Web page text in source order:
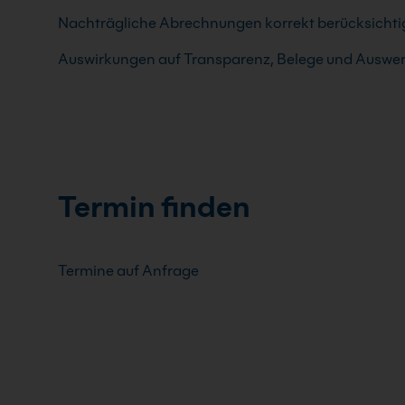
Nachträgliche Abrechnungen korrekt
Auswirkungen auf Transparenz, Belege und
Termin finden
Termine auf Anfrage